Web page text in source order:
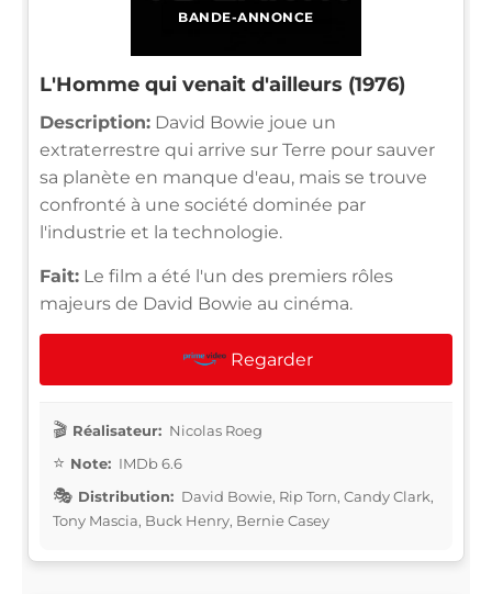
BANDE-ANNONCE
L'Homme qui venait d'ailleurs (1976)
Description: David Bowie joue un
extraterrestre qui arrive sur Terre pour sauver
sa planète en manque d'eau, mais se trouve
confronté à une société dominée par
l'industrie et la technologie.
Fait: Le film a été l'un des premiers rôles
majeurs de David Bowie au cinéma.
Regarder
Réalisateur: Nicolas Roeg
Note: IMDb 6.6
Distribution: David Bowie, Rip Torn, Candy Clark,
Tony Mascia, Buck Henry, Bernie Casey